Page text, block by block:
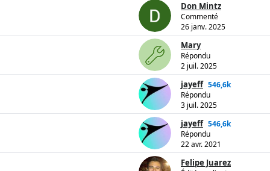
Don Mintz
Commenté
26 janv. 2025
Mary
Répondu
2 juil. 2025
jayeff 546,6k
Répondu
3 juil. 2025
jayeff 546,6k
Répondu
22 avr. 2021
Felipe Juarez